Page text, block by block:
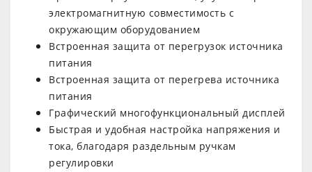
электромагнитную совместимость с
окружающим оборудованием
Встроенная защита от перегрузок источника
питания
Встроенная защита от перегрева источника
питания
Графический многофункциональный дисплей
Быстрая и удобная настройка напряжения и
тока, благодаря раздельным ручкам
регулировки